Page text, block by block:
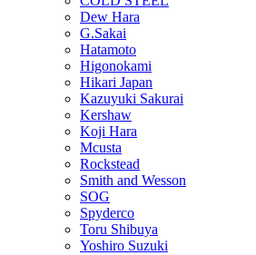
Dew Hara
G.Sakai
Hatamoto
Higonokami
Hikari Japan
Kazuyuki Sakurai
Kershaw
Koji Hara
Mcusta
Rockstead
Smith and Wesson
SOG
Spyderco
Toru Shibuya
Yoshiro Suzuki